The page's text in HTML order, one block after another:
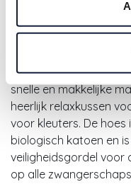
31,50€
De doomoo buddy
snelle en makkelijke
heerlijk relaxkussen
voor kleuters. De
biologisch katoen en
veiligheidsgordel voor
op alle